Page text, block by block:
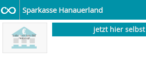
Sparkasse Hanauerland
jetzt hier